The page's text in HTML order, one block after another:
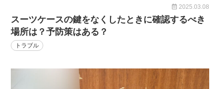
2025.03.08
スーツケースの鍵をなくしたときに確認するべき
場所は？予防策はある？
トラブル